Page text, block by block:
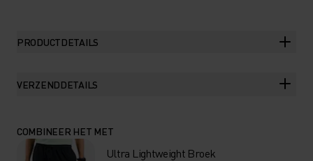
PRODUCTDETAILS
VERZENDDETAILS
COMBINEER HET MET
Ultra Lightweight Broek